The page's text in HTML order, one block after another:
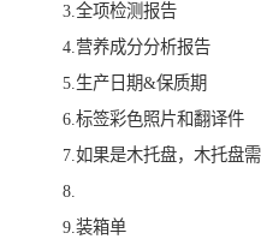
3.全项检测报告
4.营养成分分析报告
5.生产日期&保质期
6.标签彩色照片和翻译件
7.如果是木托盘，木托盘
8.
9.装箱单